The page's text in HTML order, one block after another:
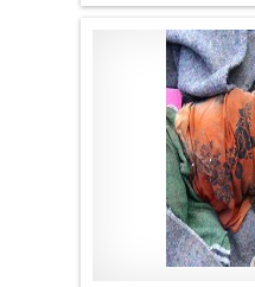
موقع لا الأخباري
.